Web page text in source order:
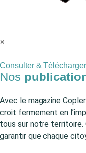
×
Consulter & Télécharger
Nos
Avec le magazine
croit fermement en
tous sur notre territoire.
garantir que chaque